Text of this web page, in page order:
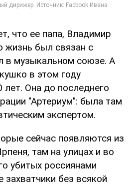
что ее папа, Владимир
жизнь был связан с
в музыкальном союзе. А
в этом году
лет. Она до последнего
"Артериум": была там
экспертом.
сейчас появляются из
там на улицах и во
убитых россиянами
без всякой